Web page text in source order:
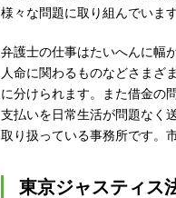
様々な問題に取り組んでいます
弁護士の仕事はたいへんに幅
人命に関わるものなどさまざ
に分けられます。また借金の
支払いを日常生活が問題なく
取り扱っている事務所です。
東京ジャスティス